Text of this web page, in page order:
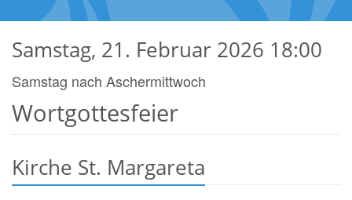
Wortgottesfeier
Samstag, 21. Februar 2026 18:00
Samstag nach Aschermittwoch
Kirche St. Margareta